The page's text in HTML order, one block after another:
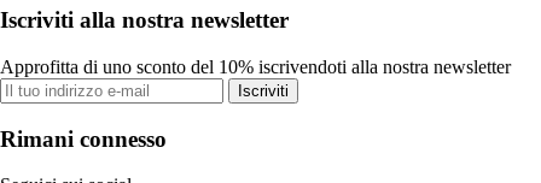
Iscriviti alla nostra newsletter
Approfitta di uno sconto del 10% iscrivendoti alla nostra newsletter
Iscriviti
Rimani connesso